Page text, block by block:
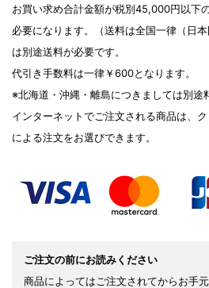
お買い求め合計金額が税別45,000円以下
必要になります。（送料は全国一律（日
は別途送料が必要です。
代引き手数料は一律￥600となります。
※北海道・沖縄・離島につきましては別途
インターネットでご注文される商品は、
による注文をお選びできます。
ご注文の前にお読みください
商品によってはご注文されてからお手